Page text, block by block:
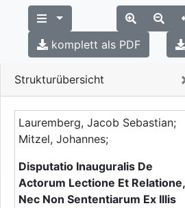
Strukturübersicht
Lauremberg, Jacob Sebastian;
Mitzel, Johannes;
Disputatio Inauguralis De
Actorum Lectione Et Relatione,
Nec Non Sententiarum Ex Illis
komplett als PDF